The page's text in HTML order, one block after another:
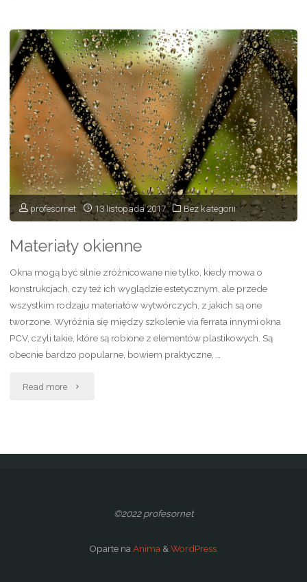
profesornet 13 listopada 2017 Bez kategorii
Materiały okienne
Okna mogą być silnie zróżnicowane nie tylko, kiedy mowa o
konstrukcjach, czy też ich wyglądzie estetycznym, ale przede
wszystkim rodzaju materiałów wytwórczych, z jakich są one
tworzone. Wyróżnia się między szkolenie via ferrata innymi okna
PCV, czyli takie, które są robione z elementów plastikowych. Są
obecnie bardzo popularne, bowiem praktyczne, …
Read more "Materiały
©2022 profesornet
Oparte na Anima & WordPress.